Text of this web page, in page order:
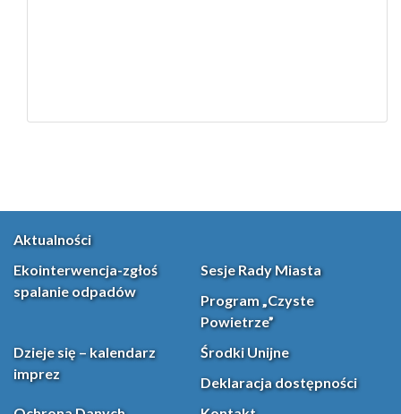
Aktualności
Ekointerwencja-zgłoś
spalanie odpadów
Sesje Rady Miasta
Program „Czyste
Powietrze”
Dzieje się – kalendarz
imprez
Środki Unijne
Deklaracja dostępności